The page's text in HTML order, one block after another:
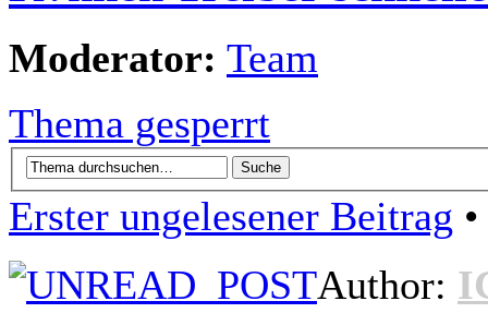
Moderator: Team
Thema gesperrt
Erster ungelesener Beitrag
Author: